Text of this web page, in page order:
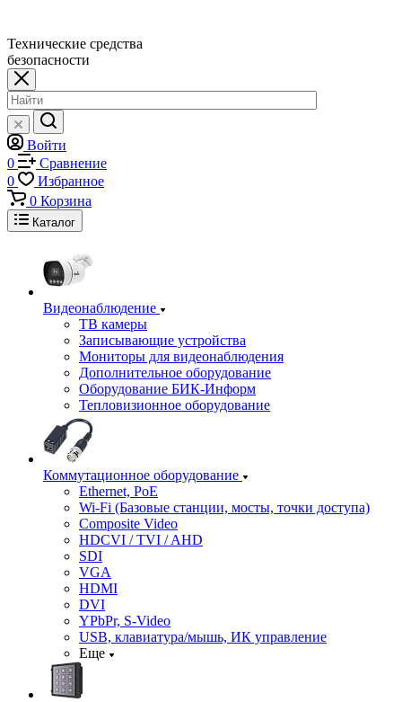
Технические средства
безопасности
Войти
0
Сравнение
0
Избранное
0 Корзина
Каталог
Видеонаблюдение
ТВ камеры
Записывающие устройства
Мониторы для видеонаблюдения
Дополнительное оборудование
Оборудование БИК-Информ
Тепловизионное оборудование
Коммутационное оборудование
Ethernet, PoE
Wi-Fi (Базовые станции, мосты, точки доступа)
Composite Video
HDCVI / TVI / AHD
SDI
VGA
HDMI
DVI
YPbPr, S-Video
USB, клавиатура/мышь, ИК управление
Еще